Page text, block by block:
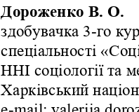
Дороженко В. О.
здобувачка 3-го
спеціальності
ННІ соціології та
Харківський
e-mail: